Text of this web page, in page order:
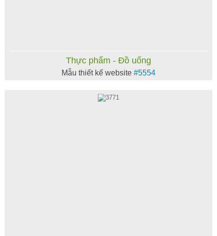
Thực phẩm - Đồ uống
Mẫu thiết kế website #5554